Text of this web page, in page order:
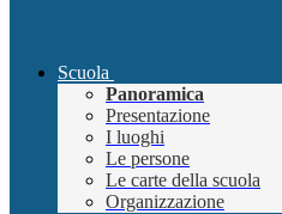
Scuola
Panoramica
Presentazione
I luoghi
Le persone
Le carte della scuola
Organizzazione